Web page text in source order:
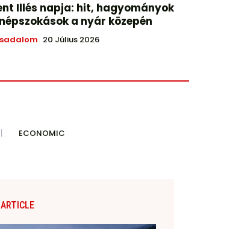
Illés napja: hit, hagyományok
a nyár közepén
20 Július 2026
ECONOMIC